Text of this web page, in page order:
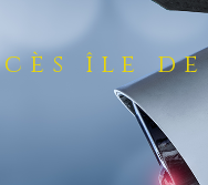
île de